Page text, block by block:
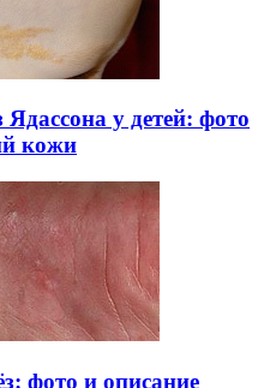
у детей: фото
кожи
фото и описание